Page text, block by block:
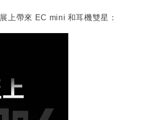
上帶來 EC mini 和耳機雙星：